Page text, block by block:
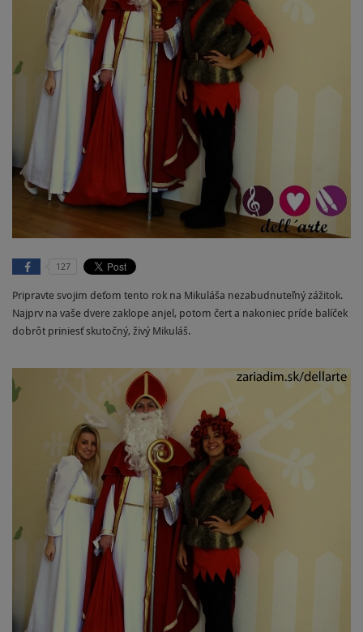
127
Pripravte svojim deťom tento rok na Mikuláša nezabudnuteľný zážitok.
Najprv na vaše dvere zaklope anjel, potom čert a nakoniec príde balíček
dobrôt priniesť skutočný, živý Mikuláš.